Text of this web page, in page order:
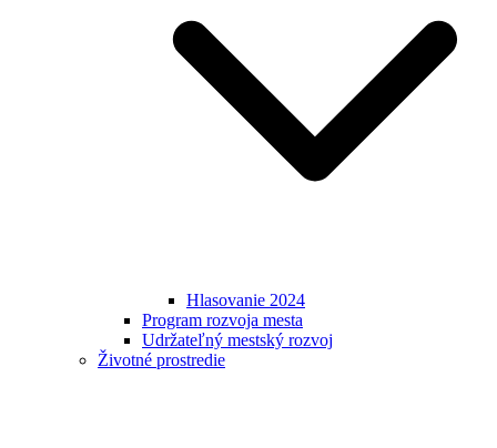
Hlasovanie 2024
Program rozvoja mesta
Udržateľný mestský rozvoj
Životné prostredie